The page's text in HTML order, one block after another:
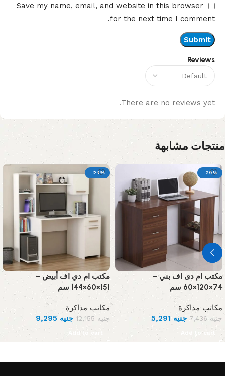
Reviews
There are no reviews yet.
Save my name, email, and website in this browser
for the next time I comment.
منتجات مشابهة
-29%
مكتب ام دى اف بني –
74×120×60 سم
مكاتب مذاكرة
جنيه7,436 جنيه5,291
Add to cart
-24%
مكتب ام دي اف أبيض –
151×60×144 سم
مكاتب مذاكرة
جنيه12,155 جنيه
Add to cart